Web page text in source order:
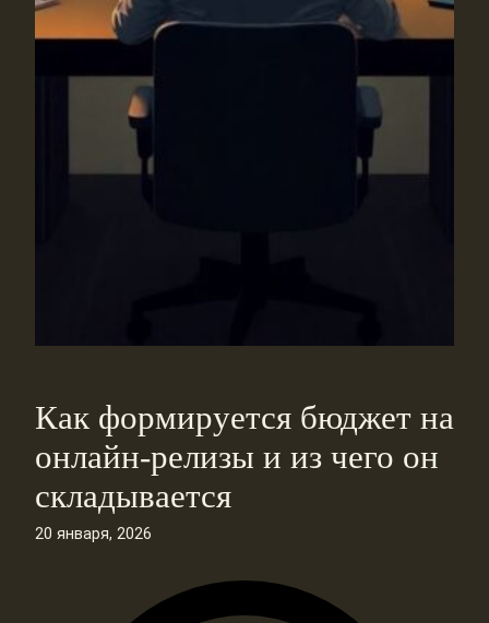
Как формируется бюджет на
онлайн‑релизы и из чего он
складывается
20 января, 2026